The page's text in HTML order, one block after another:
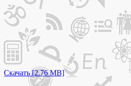
Скачать [2.76 MB]